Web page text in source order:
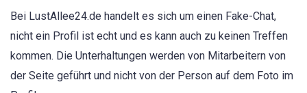
Bei LustAllee24.de handelt es sich um einen Fake-Chat,
nicht ein Profil ist echt und es kann auch zu keinen Treffen
kommen. Die Unterhaltungen werden von Mitarbeitern von
der Seite geführt und nicht von der Person auf dem Foto im